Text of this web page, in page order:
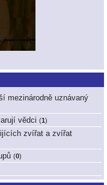
mezinárodně uznávaný
vědci (1)
zvířat a zvířat
(0)